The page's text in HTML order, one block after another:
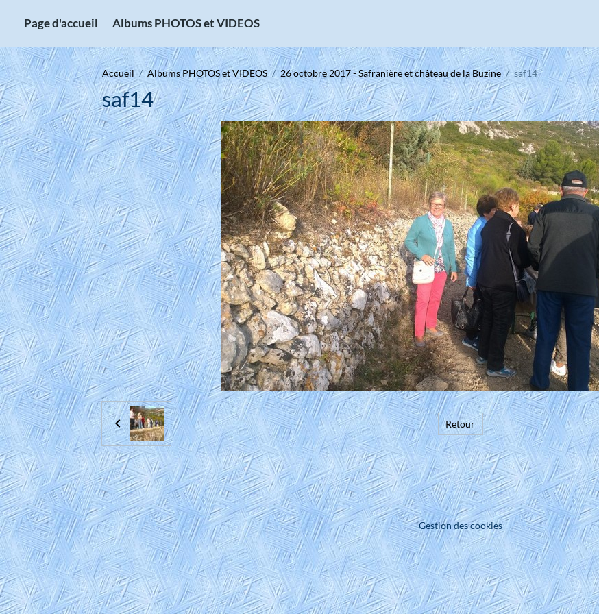
Page d'accueil Albums PHOTOS et VIDEOS
Accueil Albums PHOTOS et VIDEOS 26 octobre 2017 - Safranière et château de la Buzine saf14
saf14
Retour
Gestion des cookies